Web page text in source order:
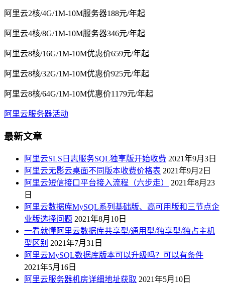
阿里云2核/4G/1M-10M服务器188元/年起
阿里云4核/8G/1M-10M服务器346元/年起
阿里云8核/16G/1M-10M优惠价659元/年起
阿里云8核/32G/1M-10M优惠价925元/年起
阿里云8核/64G/1M-10M优惠价1179元/年起
阿里云服务器活动
最新文章
阿里云SLS日志服务SQL独享版开始收费 2021年9月3日
阿里云无影云桌面不同版本收费价格表 2021年9月2日
阿里云短信接口平台接入流程（六步走）
2021年8月23
日
阿里云数据库MySQL系列基础版、高可用版和三节点企
业版选择问题 2021年8月10日
一看就懂阿里云数据库共享型/通用型/独享型/独占主机
型区别 2021年7月31日
阿里云MySQL数据库版本可以升级吗？可以有条件
2021年5月16日
阿里云服务器机房详细地址获取 2021年5月10日